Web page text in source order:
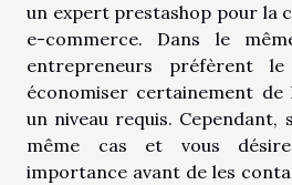
un expert prestashop pour la
e-commerce. Dans le
entrepreneurs préfèrent
économiser certainement de
un niveau requis. Cependant,
même cas et vous
importance avant de les